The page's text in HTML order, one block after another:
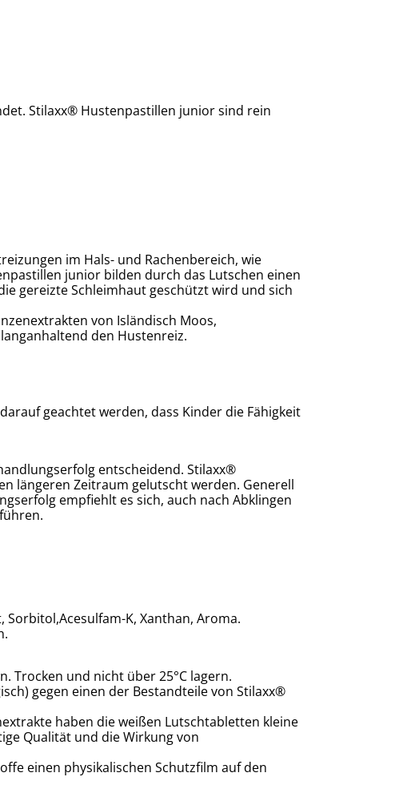
Stilaxx® Hustenpastillen juniorsind rein
im Hals- und Rachenbereich, wie
junior bilden durch das Lutschen einen
gereizte Schleimhaut geschützt wird und sich
von Isländisch Moos,
den Hustenreiz.
geachtet werden, dass Kinder die Fähigkeit
entscheidend. Stilaxx®
längeren Zeitraum gelutscht werden. Generell
empfiehlt es sich, auch nach Abklingen
K, Xanthan, Aroma.
Trocken und nicht über 25°C lagern.
gegen einen der Bestandteile von Stilaxx®
haben die weißen Lutschtabletten kleine
Qualität und die Wirkung von
einen physikalischen Schutzfilm auf den